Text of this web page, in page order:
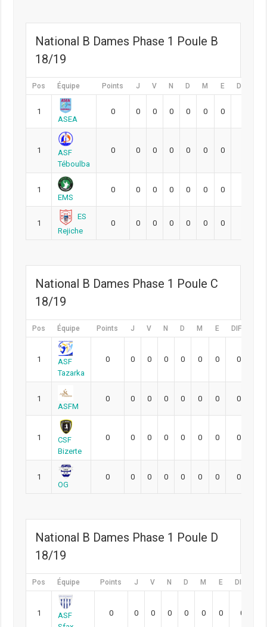
National B Dames Phase 1 Poule B
18/19
Pos Équipe Points J V N D M E DIFF
1
ASEA
0 0 0 0 0 0 0
1
ASF
Téboulba
0 0 0 0 0 0 0
1
EMS
0 0 0 0 0 0 0
1
ES
Rejiche
0 0 0 0 0 0 0
National B Dames Phase 1 Poule C
18/19
Pos Équipe Points J V N D M E DIFF
1
ASF
Tazarka
0 0 0 0 0 0 0 0
1
ASFM
0 0 0 0 0 0 0 0
1
CSF
Bizerte
0 0 0 0 0 0 0 0
1
OG
0 0 0 0 0 0 0 0
National B Dames Phase 1 Poule D
18/19
Pos Équipe Points J V N D M E DIFF
1
ASF
0 0 0 0 0 0 0 0